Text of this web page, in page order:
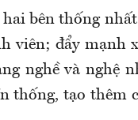
bên thống
viên; đẩy mạnh
nghề và nghệ
thống, tạo thêm